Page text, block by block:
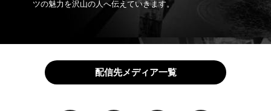
ツの魅力を沢山の人へ伝えていきます。
配信先メディア一覧